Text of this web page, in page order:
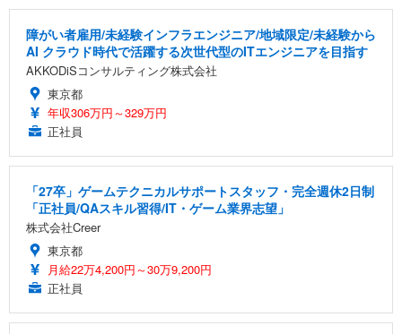
障がい者雇用/未経験インフラエンジニア/地域限定/未経験から
AI クラウド時代で活躍する次世代型のITエンジニアを目指す
AKKODiSコンサルティング株式会社
東京都
年収306万円～329万円
正社員
「27卒」ゲームテクニカルサポートスタッフ・完全週休2日制
「正社員/QAスキル習得/IT・ゲーム業界志望」
株式会社Creer
東京都
月給22万4,200円～30万9,200円
正社員